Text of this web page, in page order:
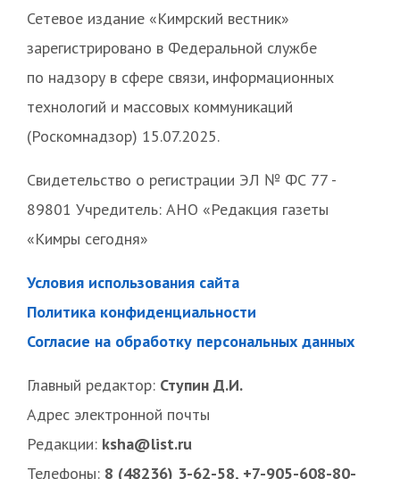
Сетевое издание «Кимрский вестник»
зарегистрировано в Федеральной службе
по надзору в сфере связи, информационных
технологий и массовых коммуникаций
(Роскомнадзор) 15.07.2025.
Свидетельство о регистрации ЭЛ № ФС 77 -
89801 Учредитель: АНО «Редакция газеты
«Кимры сегодня»
Условия использования сайта
Политика конфиденциальности
Согласие на обработку персональных данных
Главный редактор: Ступин Д.И.
Адрес электронной почты
Редакции: ksha@list.ru
Телефоны: 8 (48236) 3-62-58, +7-905-608-80-